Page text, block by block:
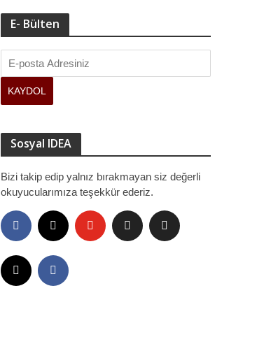
E- Bülten
Sosyal IDEA
Bizi takip edip yalnız bırakmayan siz değerli
okuyucularımıza teşekkür ederiz.